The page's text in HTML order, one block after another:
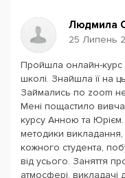
Людмила
25 Липень
Пройшла онлайн-курс
школі. Знайшла її на
Займались по zoom
Мені пощастило
курсу Анною та Юрієм.
методики викладання,
кожного студента,
від усього. Заняття
атмосфері, викладачі